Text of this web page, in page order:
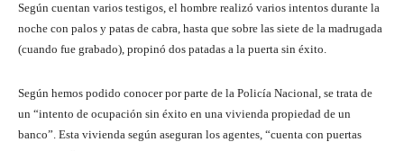
Según cuentan varios testigos, el hombre realizó varios intentos durante la
noche con palos y patas de cabra, hasta que sobre las siete de la madrugada
(cuando fue grabado), propinó dos patadas a la puerta sin éxito.
Según hemos podido conocer por parte de la Policía Nacional, se trata de
un “intento de ocupación sin éxito en una vivienda propiedad de un
banco”. Esta vivienda según aseguran los agentes, “cuenta con puertas